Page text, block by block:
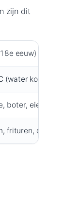
zijn dit
eeuw)
(water kookt
boter,
frituren, droge